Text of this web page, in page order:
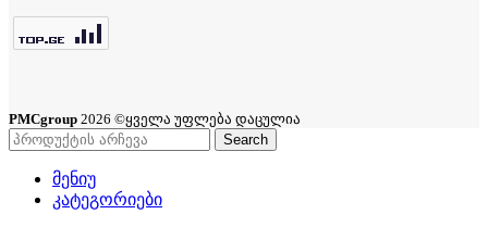
PMCgroup 2026 ©ყველა უფლება დაცულია
Search
მენიუ
კატეგორიები